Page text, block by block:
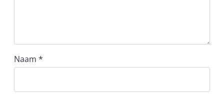
Naam *